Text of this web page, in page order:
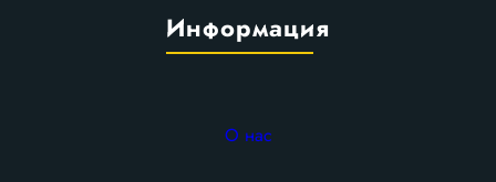
Информация
О нас